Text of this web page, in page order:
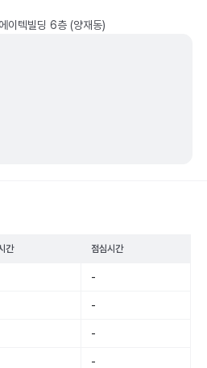
이텍빌딩 6층 (양재동)
간 점심시간
-
-
-
-